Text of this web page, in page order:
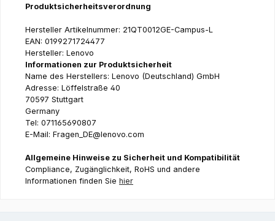
Produktsicherheitsverordnung
Hersteller Artikelnummer: 21QT0012GE-Campus-L
EAN: 0199271724477
Hersteller: Lenovo
Informationen zur Produktsicherheit
Name des Herstellers: Lenovo (Deutschland) GmbH
Adresse: Löffelstraße 40
70597 Stuttgart
Germany
Tel: 071165690807
E-Mail: Fragen_DE@lenovo.com
Allgemeine Hinweise zu Sicherheit und Kompatibilität
Compliance, Zugänglichkeit, RoHS und andere
Informationen finden Sie hier